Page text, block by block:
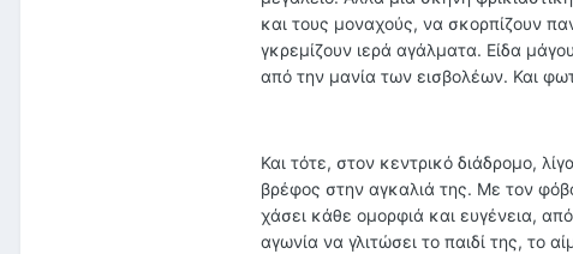
και τους μοναχούς, να σκορπίζουν
γκρεμίζουν ιερά αγάλματα. Είδα
από την μανία των εισβολέων. Και
Και τότε, στον κεντρικό διάδρομο,
βρέφος στην αγκαλιά της. Με τον
χάσει κάθε ομορφιά και ευγένεια,
αγωνία να γλιτώσει το παιδί της, το